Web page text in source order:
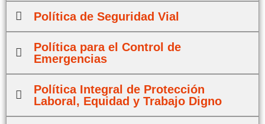
Política de Seguridad Vial
Política para el Control de
Emergencias
Política Integral de Protección
Laboral, Equidad y Trabajo Digno